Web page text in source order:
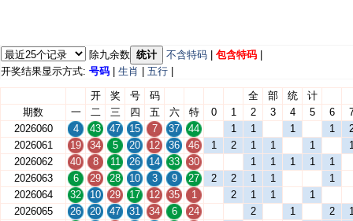
除九余数 统计 不含特码 包含特码
开奖结果显示方式: 号码 生肖 五行
开 奖 号 码 全 部 统
计
期数
一 二 三 四 五 六 特 0 1 2 3 4 5 6
2026060
4 43 47 15 7 37 44 1 1 1 1
2026061
19 34 5 20 12 36 46 1 2 1 1 1
2026062
40 8 11 26 14 33 30 1 1 1 1
1
2026063
6 29 28 10 3 9 27 2 2 1 1
1
2026064
32 10 29 17 12 35 1 2 1 1
1
2026065
26 20 47 31 34 6 24 2 1 2